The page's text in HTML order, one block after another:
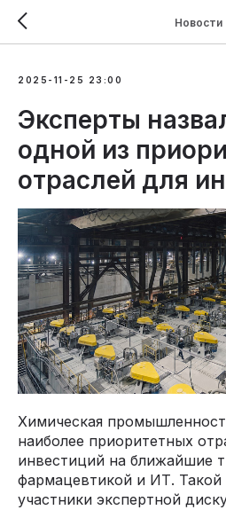
Новости
2025-11-25 23:00
Эксперты
одной из
отраслей для
Химическая
наиболее приоритетных
инвестиций на ближайшие
фармацевтикой и ИТ.
участники экспертной